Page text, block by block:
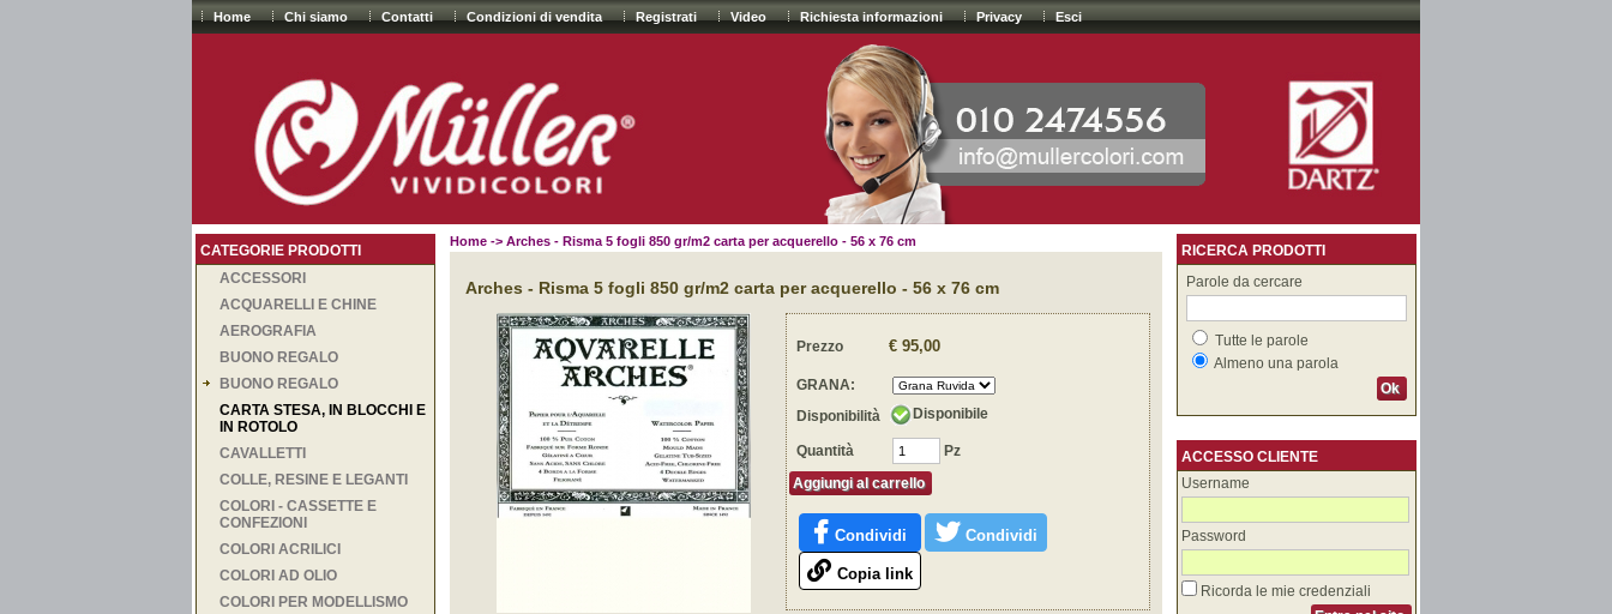
Home Chi siamo Contatti Condizioni di vendita Registrati Video Richiesta informazioni Privacy Esci
CATEGORIE PRODOTTI
ACCESSORI
ACQUARELLI E CHINE
AEROGRAFIA
BUONO REGALO
BUONO REGALO
CARTA STESA, IN BLOCCHI E
IN ROTOLO
CAVALLETTI
COLLE, RESINE E LEGANTI
COLORI - CASSETTE E
CONFEZIONI
COLORI ACRILICI
COLORI AD OLIO
COLORI PER MODELLISMO
Home -> Arches - Risma 5 fogli 850 gr/m2 carta per acquerello - 56 x 76 cm
Arches - Risma 5 fogli 850 gr/m2 carta per acquerello - 56 x 76 cm
Prezzo € 95,00
GRANA:
Disponibilità
Disponibile
Quantità
Pz
Aggiungi al carrello
Condividi Condividi
Copia link
RICERCA PRODOTTI
Parole da cercare
Tutte le parole
Almeno una parola
Ok
ACCESSO CLIENTE
Username
Password
Ricorda le mie credenziali